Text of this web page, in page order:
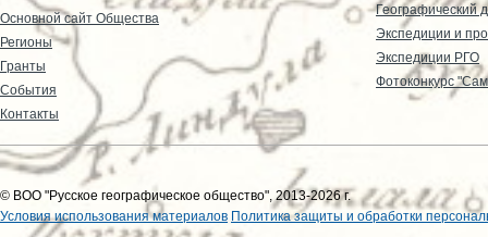
Основной сайт Общества
Регионы
Гранты
События
Контакты
Географический
Экспедиции и
Экспедиции РГО
Фотоконкурс
© ВОО "Русское географическое общество", 2013-2026 г.
Условия использования материалов Политика защиты и обработки